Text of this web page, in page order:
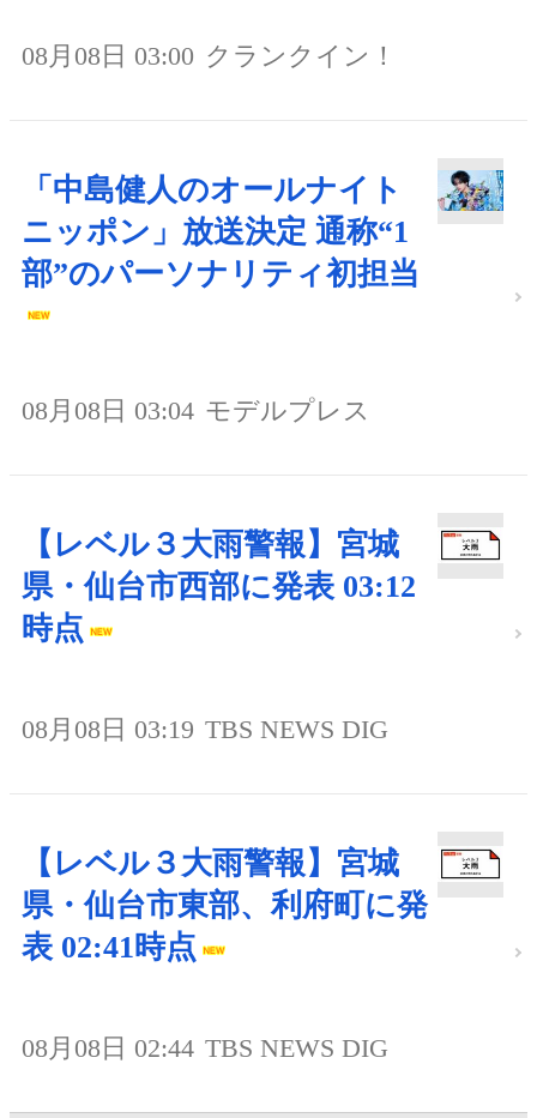
08月08日 03:00 クランクイン！
「中島健人のオールナイト
ニッポン」放送決定 通称“1
部”のパーソナリティ初担当
08月08日 03:04 モデルプレス
【レベル３大雨警報】宮城
県・仙台市西部に発表 03:12
時点
08月08日 03:19 TBS NEWS DIG
【レベル３大雨警報】宮城
県・仙台市東部、利府町に発
表 02:41時点
08月08日 02:44 TBS NEWS DIG